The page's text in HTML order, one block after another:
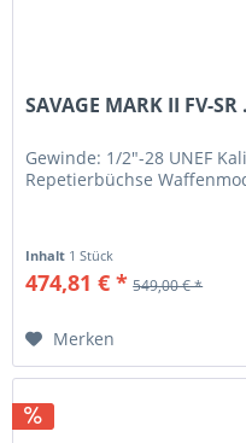
SAVAGE MARK II FV-
Gewinde: 1/2"-28 UNEF
Repetierbüchse
Inhalt 1 Stück
474,81 € * 549,00 € *
Merken